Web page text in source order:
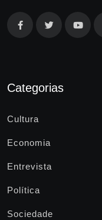
Categorias
Cultura
Economia
Entrevista
Política
Sociedade